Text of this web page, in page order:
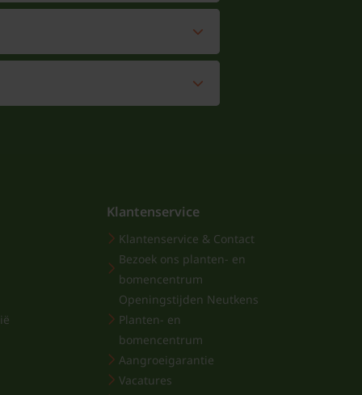
Klantenservice
Klantenservice & Contact
Bezoek ons planten- en
bomencentrum
Openingstijden Neutkens
Planten- en
bomencentrum
Aangroeigarantie
Vacatures